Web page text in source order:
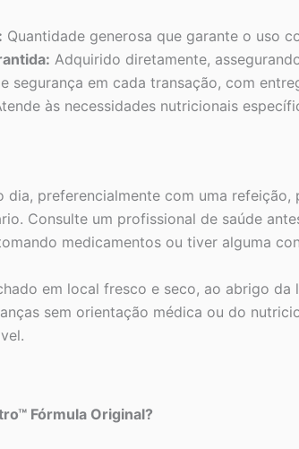
Quantidade generosa que garante o uso
Adquirido diretamente,
segurança em cada transação, com
às necessidades nutricionais
dia, preferencialmente com uma
Consulte um profissional de saúde
medicamentos ou tiver alguma
em local fresco e seco, ao abrigo
sem orientação médica ou do
Fórmula Original?